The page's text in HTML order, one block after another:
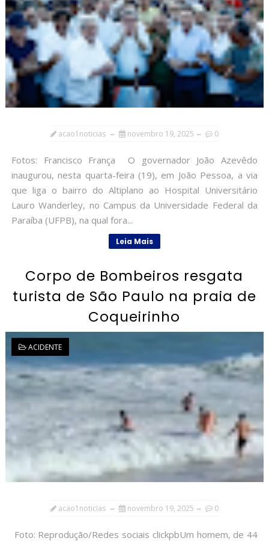
acao1noticias novembro 19, 2025 0
Fotos: Francisco França O governador João Azevêdo
inaugurou, nesta quarta-feira (19), em João Pessoa, a via
que liga o bairro do Altiplano ao Hospital Universitário
Lauro Wanderley, no Campus da Universidade Federal da
Paraíba (UFPB), na qual fora...
Leia Mais
Corpo de Bombeiros resgata
turista de São Paulo na praia de
Coqueirinho
ACIDENTE
acao1noticias novembro 19, 2025 0
Foto: Reprodução/Redes sociais clickpbUm homem, de 44